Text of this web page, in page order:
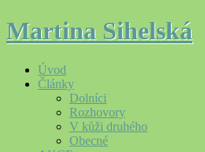
Martina Sihelská
Úvod
Články
Dolníci
Rozhovory
V kůži druhého
Obecné